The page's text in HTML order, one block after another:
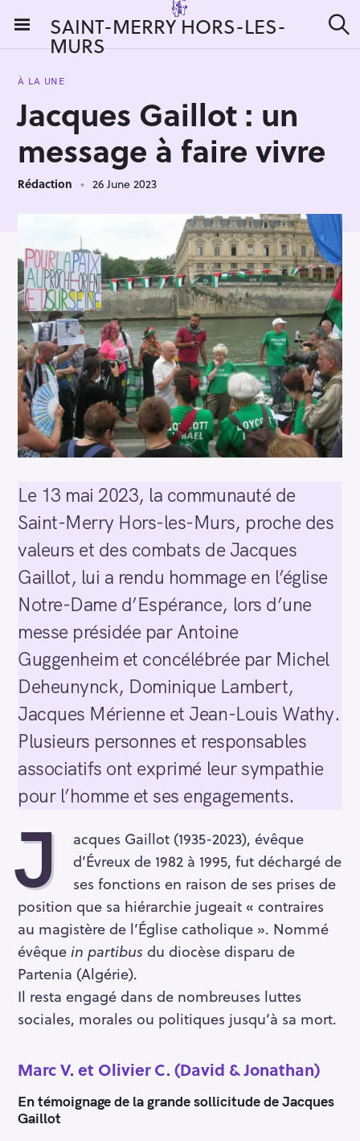
i
SAINT-MERRY HORS-LES-
MURS e
À LA UNE
Jacques Gaillot : un
message à faire vivre
Rédaction 26 June 2023
Le 13 mai 2023, la communauté de
Saint-Merry Hors-les-Murs, proche des
valeurs et des combats de Jacques
Gaillot, lui a rendu hommage en l’église
Notre-Dame d’Espérance, lors d’une
messe présidée par Antoine
Guggenheim et concélébrée par Michel
Deheunynck, Dominique Lambert,
Jacques Mérienne et Jean-Louis Wathy.
Plusieurs personnes et responsables
associatifs ont exprimé leur sympathie
pour l’homme et ses engagements.
J
acques Gaillot (1935-2023), évêque
d’Évreux de 1982 à 1995, fut déchargé de
ses fonctions en raison de ses prises de
position que sa hiérarchie jugeait « contraires
au magistère de l’Église catholique ». Nommé
évêquein partibus du diocèse disparu de
Partenia (Algérie).
Il resta engagé dans de nombreuses luttes
sociales, morales ou politiques jusqu’à sa mort.
Marc V. et Olivier C. (David & Jonathan)
En témoignage de la grande sollicitude de Jacques
Gaillot